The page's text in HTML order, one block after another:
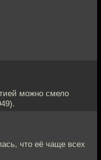
можно смело
что её чаще всех